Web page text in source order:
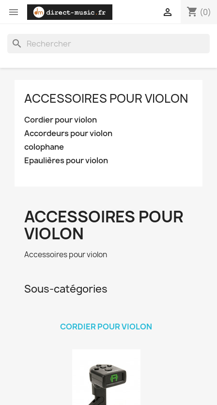
 shopping_cart (0)

search
ACCESSOIRES POUR VIOLON
Cordier pour violon
Accordeurs pour violon
colophane
Epaulières pour violon
ACCESSOIRES POUR
VIOLON
Accessoires pour violon
Sous-catégories
CORDIER POUR VIOLON